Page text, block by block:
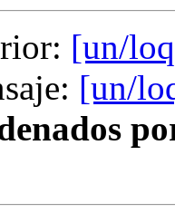
[un/
[un/